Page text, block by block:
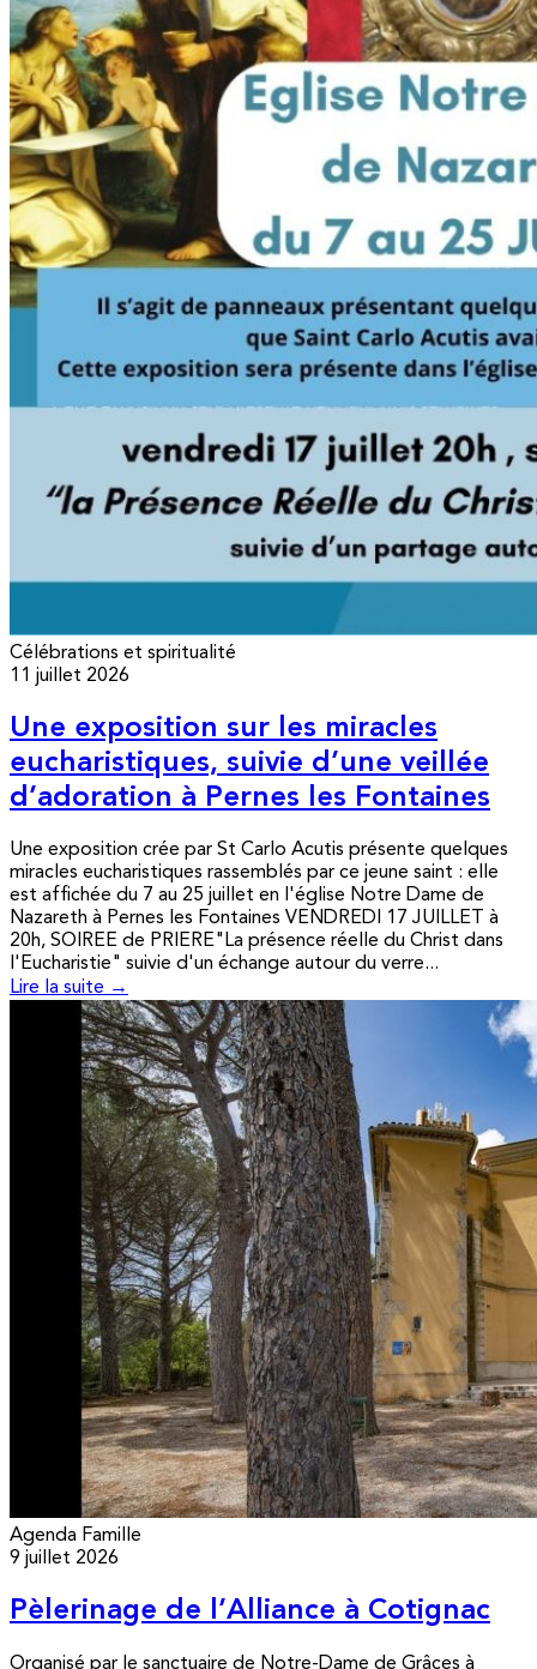
Célébrations et spiritualité
11 juillet 2026
Une exposition sur les miracles
eucharistiques, suivie d’une veillée
d’adoration à Pernes les Fontaines
Une exposition crée par St Carlo Acutis présente quelques
miracles eucharistiques rassemblés par ce jeune saint : elle
est affichée du 7 au 25 juillet en l'église Notre Dame de
Nazareth à Pernes les Fontaines VENDREDI 17 JUILLET à
20h, SOIREE de PRIERE"La présence réelle du Christ dans
l'Eucharistie" suivie d'un échange autour du verre...
Lire la suite →
Agenda Famille
9 juillet 2026
Pèlerinage de l’Alliance à Cotignac
Organisé par le sanctuaire de Notre-Dame de Grâces à